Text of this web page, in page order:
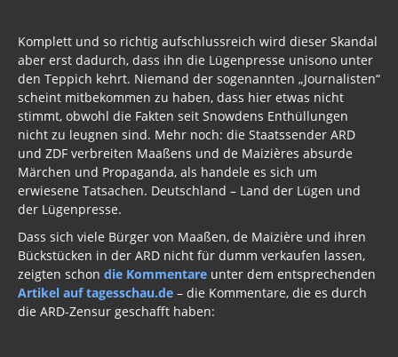
Wikileaks Daten
Bücher pdf
BRD / Deutschland
Faschisten heute / Mittäter
Die Kosten der Zuwanderung in die BRD
Bildungsmisere
Krankes Deutschland
Lügenpresse / Lückenpresse
Komplett und so richtig aufschlussreich wird dieser Skandal
aber erst dadurch, dass ihn die Lügenpresse unisono unter
den Teppich kehrt. Niemand der sogenannten „Journalisten“
scheint mitbekommen zu haben, dass hier etwas nicht
stimmt, obwohl die Fakten seit Snowdens Enthüllungen
nicht zu leugnen sind. Mehr noch: die Staatssender ARD
und ZDF verbreiten Maaßens und de Maizières absurde
Märchen und Propaganda, als handele es sich um
erwiesene Tatsachen. Deutschland – Land der Lügen und
der Lügenpresse.
Dass sich viele Bürger von Maaßen, de Maizière und ihren
Bückstücken in der ARD nicht für dumm verkaufen lassen,
zeigten schon die Kommentare unter dem entsprechenden
Artikel auf tagesschau.de – die Kommentare, die es durch
die ARD-Zensur geschafft haben: